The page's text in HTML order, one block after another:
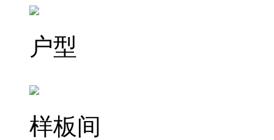
户型
样板间